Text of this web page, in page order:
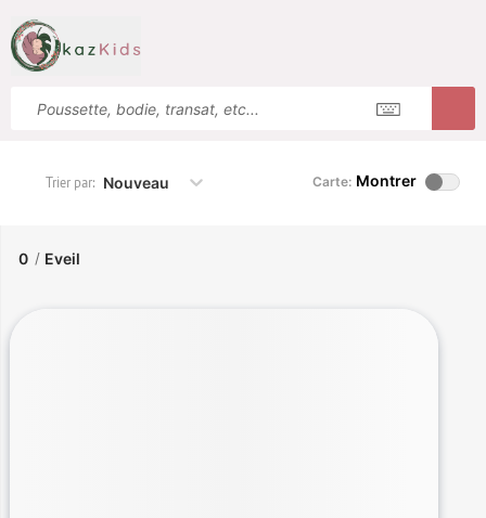
Trier par: Nouveau Carte: Montrer
0 / Eveil